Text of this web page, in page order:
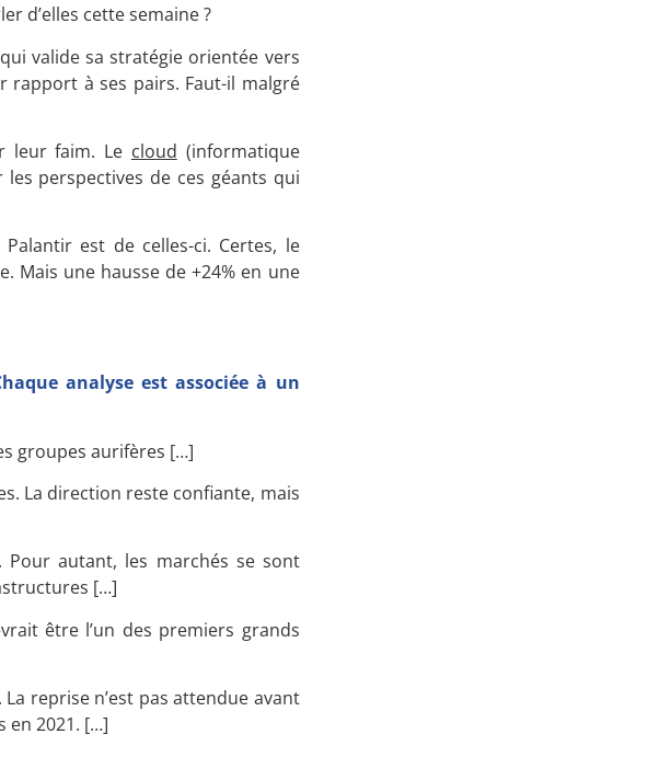
d’elles cette semaine ?
valide sa stratégie orientée vers
rapport à ses pairs. Faut-il malgré
leur faim. Le cloud (informatique
perspectives de ces géants qui
Palantir est de celles-ci. Certes, le
Mais une hausse de +24% en une
analyse est associée à un
groupes aurifères […]
La direction reste confiante, mais
autant, les marchés se sont
[…]
être l’un des premiers grands
reprise n’est pas attendue avant
en 2021. […]